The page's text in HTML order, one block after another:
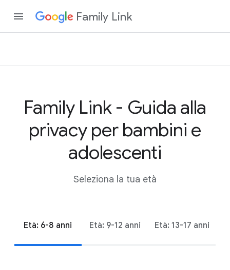
Family Link
Family Link - Guida alla
privacy per bambini e
adolescenti
Seleziona la tua età
Età: 6-8 anni Età: 9-12 anni Età: 13-17 anni